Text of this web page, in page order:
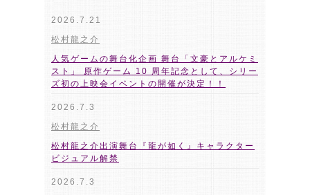
2026.7.21
松村龍之介
人気ゲームの舞台化企画 舞台「文豪とアルケミ
スト」 原作ゲーム 10 周年記念として、シリー
ズ初の上映会イベントの開催が決定！！
2026.7.3
松村龍之介
松村龍之介出演舞台『龍が如く』キャラクター
ビジュアル解禁
2026.7.3